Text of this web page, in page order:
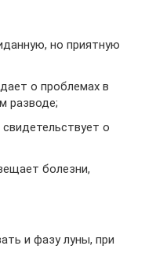
но приятную
о проблемах в
разводе;
о
болезни,
и фазу луны, при